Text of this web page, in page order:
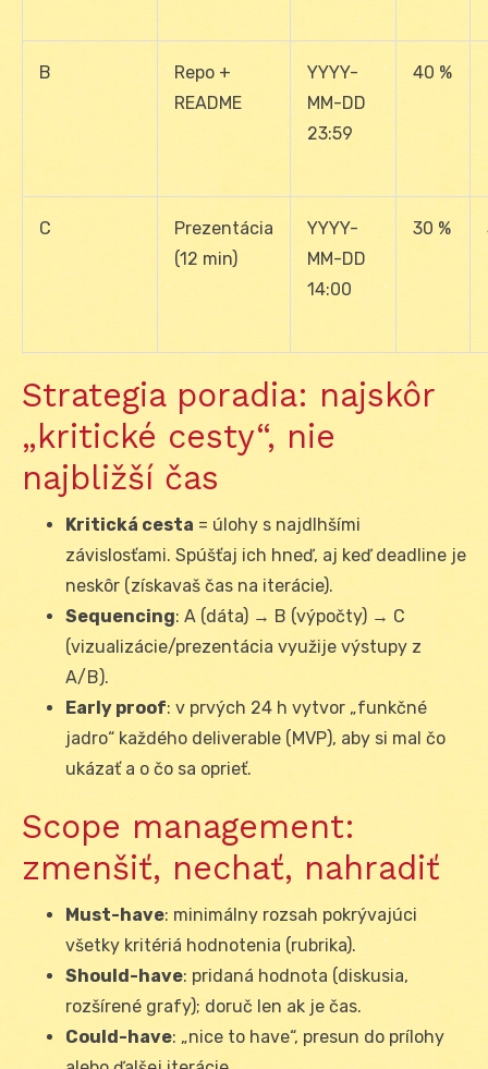
B
Repo +
README
YYYY-
MM-DD
23:59
40 %
C
Prezentácia
(12 min)
YYYY-
MM-DD
14:00
30 %
Strategia poradia: najskôr
„kritické cesty“, nie
najbližší čas
Kritická cesta = úlohy s najdlhšími
závislosťami. Spúšťaj ich hneď, aj keď deadline je
neskôr (získavaš čas na iterácie).
Sequencing: A (dáta) → B (výpočty) → C
(vizualizácie/prezentácia využije výstupy z
A/B).
Early proof: v prvých 24 h vytvor „funkčné
jadro“ každého deliverable (MVP), aby si mal čo
ukázať a o čo sa oprieť.
Scope management:
zmenšiť, nechať, nahradiť
Must-have: minimálny rozsah pokrývajúci
všetky kritériá hodnotenia (rubrika).
Should-have: pridaná hodnota (diskusia,
rozšírené grafy); doruč len ak je čas.
Could-have: „nice to have“, presun do prílohy